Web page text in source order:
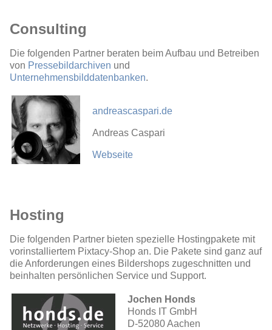
Consulting
Die folgenden Partner beraten beim Aufbau und Betreiben
von Pressebildarchiven und
Unternehmensbilddatenbanken.
andreascaspari.de
Andreas Caspari
Webseite
Hosting
Die folgenden Partner bieten spezielle Hostingpakete mit
vorinstalliertem Pixtacy-Shop an. Die Pakete sind ganz auf
die Anforderungen eines Bildershops zugeschnitten und
beinhalten persönlichen Service und Support.
Jochen Honds
Honds IT GmbH
D-52080 Aachen